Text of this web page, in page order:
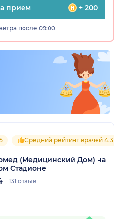
прием + 200
после 09:00
Средний рейтинг врачей 4.3
(Медицинский Дом) на
Стадионе
131 отзыв